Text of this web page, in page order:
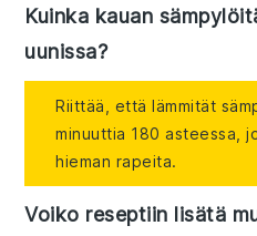
Kuinka kauan
uunissa?
Riittää, että lämmität
minuuttia 180 asteessa,
hieman rapeita.
Voiko reseptiin lisätä